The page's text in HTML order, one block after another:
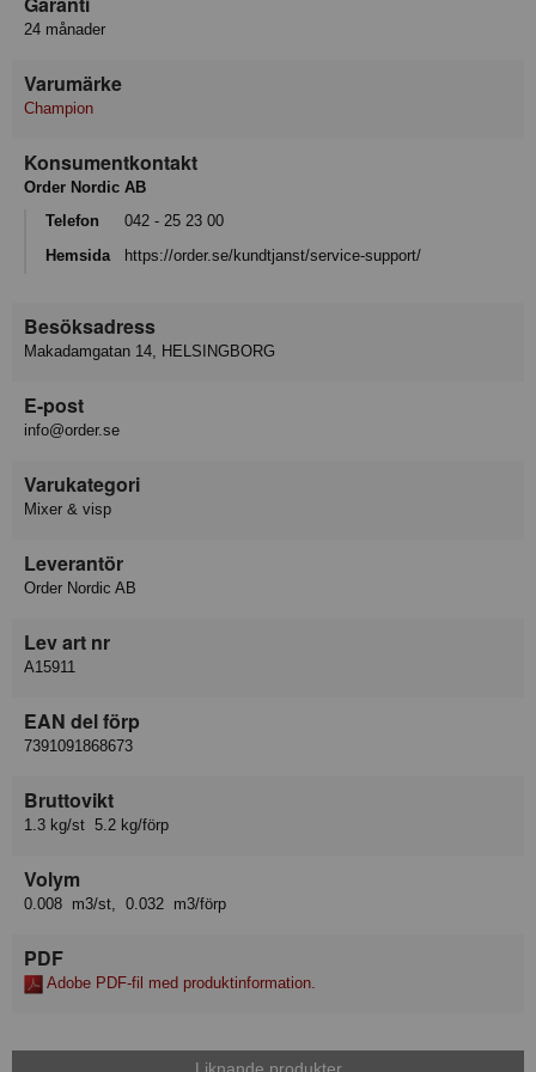
24 månader
Varumärke
Champion
Konsumentkontakt
Order Nordic AB
Telefon
042 - 25 23 00
Hemsida
https://order.se/kundtjanst/service-support/
Besöksadress
Makadamgatan 14, HELSINGBORG
E-post
info@order.se
Varukategori
Mixer & visp
Leverantör
Order Nordic AB
Lev art nr
A15911
EAN del förp
7391091868673
Bruttovikt
1.3 kg/st 5.2 kg/förp
Volym
0.008 m3/st, 0.032 m3/förp
PDF
Adobe PDF-fil med produktinformation.
Liknande produkter